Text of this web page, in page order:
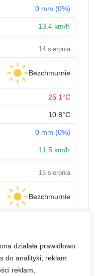
działała prawidłowo.
do analityki, reklam
reklam,
0 mm (0%)
13.4 km/h
14 sierpnia
Bezchmurnie
25.1°C
10.8°C
0 mm (0%)
11.5 km/h
15 sierpnia
Bezchmurnie
0 mm (0%)